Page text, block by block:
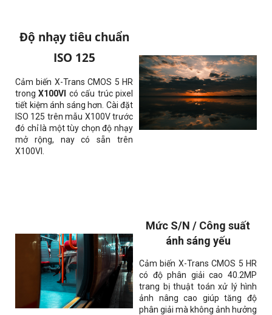
Độ nhạy tiêu chuẩn
ISO 125
Cảm biến X-Trans CMOS 5 HR
trongX100VI có cấu trúc pixel
tiết kiệm ánh sáng hơn. Cài đặt
ISO 125 trên mẫu X100V trước
đó chỉ là một tùy chọn độ nhạy
mở rộng, nay có sẵn trên
X100VI.
Mức S/N / Công suất
ánh sáng yếu
Cảm biến X-Trans CMOS 5 HR
có độ phân giải cao 40.2MP
trang bị thuật toán xử lý hình
ảnh nâng cao giúp tăng độ
phân giải mà không ảnh hưởng